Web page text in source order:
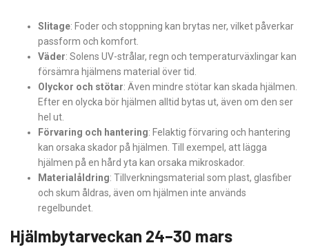
Slitage: Foder och stoppning kan brytas ner, vilket påverkar
passform och komfort.
Väder: Solens UV-strålar, regn och temperaturväxlingar kan
försämra hjälmens material över tid.
Olyckor och stötar: Även mindre stötar kan skada hjälmen.
Efter en olycka bör hjälmen alltid bytas ut, även om den ser
hel ut.
Förvaring och hantering: Felaktig förvaring och hantering
kan orsaka skador på hjälmen. Till exempel, att lägga
hjälmen på en hård yta kan orsaka mikroskador.
Materialåldring: Tillverkningsmaterial som plast, glasfiber
och skum åldras, även om hjälmen inte används
regelbundet.
Hjälmbytarveckan 24–30 mars